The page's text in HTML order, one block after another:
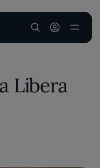
User account
Libera